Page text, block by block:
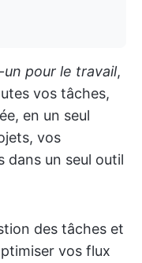
pour le travail,
vos tâches,
en un seul
vos
dans un seul outil
des tâches et
vos flux